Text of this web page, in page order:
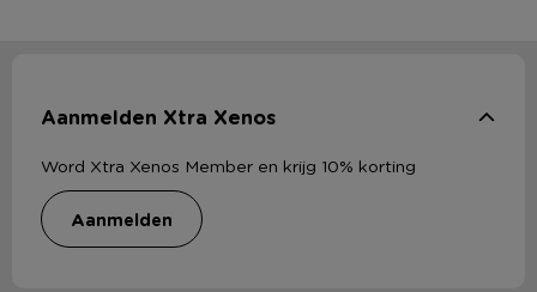
Aanmelden Xtra Xenos
Word Xtra Xenos Member en krijg 10% korting
aanmelden